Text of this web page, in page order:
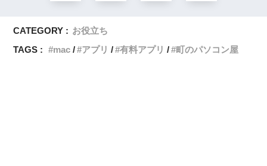
CATEGORY : お役立ち
TAGS :
mac アプリ 有料アプリ 町のパソコン屋